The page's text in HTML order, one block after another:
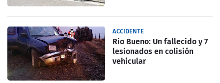
ACCIDENTE
Rio Bueno: Un fallecido y 7
lesionados en colisión
vehicular